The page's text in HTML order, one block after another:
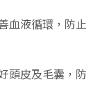
血液循環，防止
頭皮及毛囊，防